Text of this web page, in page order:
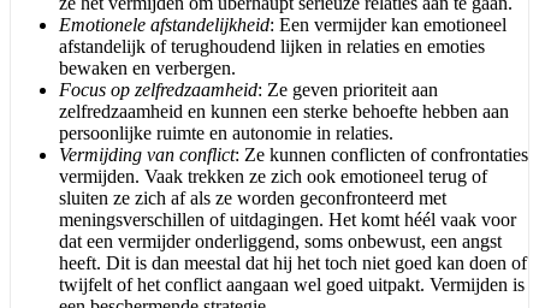
Emotionele afstandelijkheid: Een vermijder kan emotioneel
afstandelijk of terughoudend lijken in relaties en emoties
bewaken en verbergen.
Focus op zelfredzaamheid: Ze geven prioriteit aan
zelfredzaamheid en kunnen een sterke behoefte hebben aan
persoonlijke ruimte en autonomie in relaties.
Vermijding van conflict: Ze kunnen conflicten of confrontaties
vermijden. Vaak trekken ze zich ook emotioneel terug of
sluiten ze zich af als ze worden geconfronteerd met
meningsverschillen of uitdagingen. Het komt héél vaak voor
dat een vermijder onderliggend, soms onbewust, een angst
heeft. Dit is dan meestal dat hij het toch niet goed kan doen of
twijfelt of het conflict aangaan wel goed uitpakt. Vermijden is